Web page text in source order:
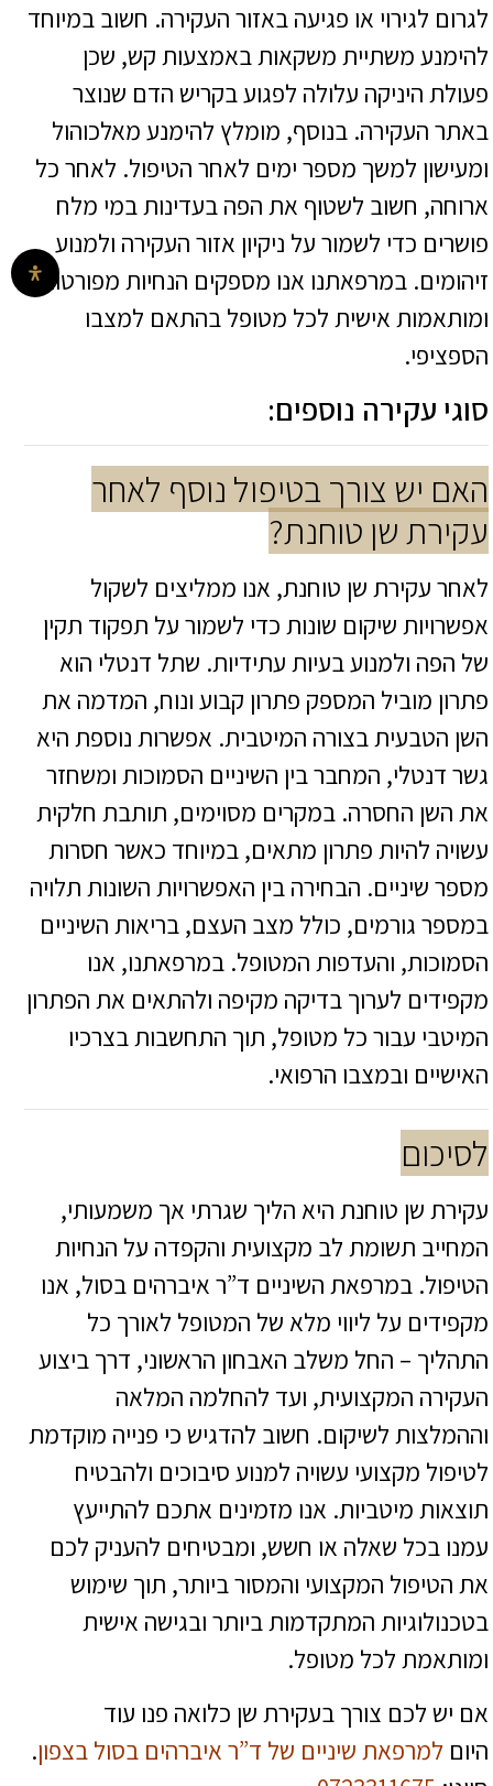
לגרום לגירוי או פגיעה באזור העקירה. חשוב במיוחד
להימנע משתיית משקאות באמצעות קש, שכן
פעולת היניקה עלולה לפגוע בקריש הדם שנוצר
באתר העקירה. בנוסף, מומלץ להימנע מאלכוהול
ומעישון למשך מספר ימים לאחר הטיפול. לאחר כל
ארוחה, חשוב לשטוף את הפה בעדינות במי מלח
פושרים כדי לשמור על ניקיון אזור העקירה ולמנוע
זיהומים. במרפאתנו אנו מספקים הנחיות מפורטות
ומותאמות אישית לכל מטופל בהתאם למצבו
הספציפי.
סוגי עקירה נוספים:
האם יש צורך בטיפול נוסף לאחר
עקירת שן טוחנת?
לאחר עקירת שן טוחנת, אנו ממליצים לשקול
אפשרויות שיקום שונות כדי לשמור על תפקוד תקין
של הפה ולמנוע בעיות עתידיות. שתל דנטלי הוא
פתרון מוביל המספק פתרון קבוע ונוח, המדמה את
השן הטבעית בצורה המיטבית. אפשרות נוספת היא
גשר דנטלי, המחבר בין השיניים הסמוכות ומשחזר
את השן החסרה. במקרים מסוימים, תותבת חלקית
עשויה להיות פתרון מתאים, במיוחד כאשר חסרות
מספר שיניים. הבחירה בין האפשרויות השונות תלויה
במספר גורמים, כולל מצב העצם, בריאות השיניים
הסמוכות, והעדפות המטופל. במרפאתנו, אנו
מקפידים לערוך בדיקה מקיפה ולהתאים את הפתרון
המיטבי עבור כל מטופל, תוך התחשבות בצרכיו
האישיים ובמצבו הרפואי.
לסיכום
עקירת שן טוחנת היא הליך שגרתי אך משמעותי,
המחייב תשומת לב מקצועית והקפדה על הנחיות
הטיפול. במרפאת השיניים ד”ר איברהים בסול, אנו
מקפידים על ליווי מלא של המטופל לאורך כל
התהליך – החל משלב האבחון הראשוני, דרך ביצוע
העקירה המקצועית, ועד להחלמה המלאה
וההמלצות לשיקום. חשוב להדגיש כי פנייה מוקדמת
לטיפול מקצועי עשויה למנוע סיבוכים ולהבטיח
תוצאות מיטביות. אנו מזמינים אתכם להתייעץ
עמנו בכל שאלה או חשש, ומבטיחים להעניק לכם
את הטיפול המקצועי והמסור ביותר, תוך שימוש
בטכנולוגיות המתקדמות ביותר ובגישה אישית
ומותאמת לכל מטופל.
אם יש לכם צורך בעקירת שן כלואה פנו עוד
היום למרפאת שיניים של ד”ר איברהים בסול בצפון.